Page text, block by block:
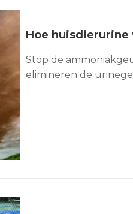
Hoe
Stop de
elimineren de